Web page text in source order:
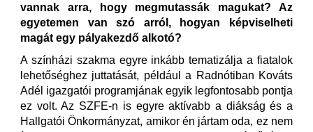
vannak arra, hogy megmutassák magukat? Az
egyetemen van szó arról, hogyan képviselheti
magát egy pályakezdő alkotó?
A színházi szakma egyre inkább tematizálja a fiatalok
lehetőséghez juttatását, például a Radnótiban Kováts
Adél igazgatói programjának egyik legfontosabb pontja
ez volt. Az SZFE-n is egyre aktívabb a diákság és a
Hallgatói Önkormányzat, amikor én jártam oda, ez nem